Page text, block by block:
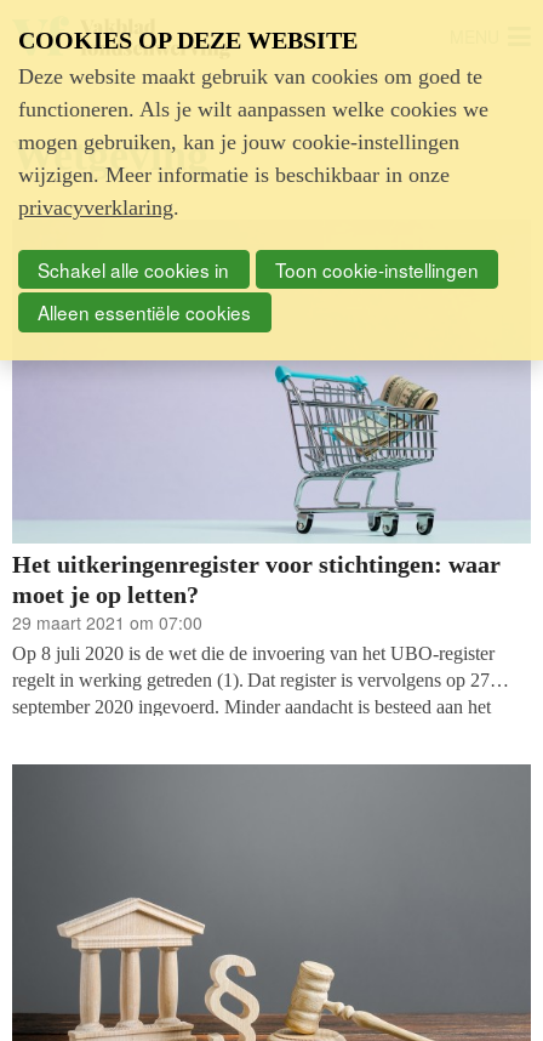
Wetgeving
Het uitkeringenregister voor stichtingen: waar
moet je op letten?
29 maart 2021 om 07:00
Op 8 juli 2020 is de wet die de invoering van het UBO-register
regelt in werking getreden (1). Dat register is vervolgens op 27
september 2020 ingevoerd. Minder aandacht is besteed aan het
van het wetsvoorstel. In deze bijdrage gaan wij hier nader op in.
COOKIES OP DEZE WEBSITE
Deze website maakt gebruik van cookies om goed te
functioneren. Als je wilt aanpassen welke cookies we
mogen gebruiken, kan je jouw cookie-instellingen
wijzigen. Meer informatie is beschikbaar in onze
privacyverklaring.
Schakel alle cookies in
Toon cookie-instellingen
Alleen essentiële cookies